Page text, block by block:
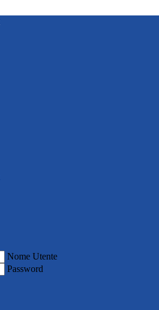
Nome Utente
Password